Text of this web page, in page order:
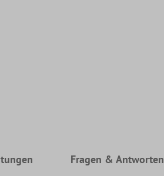
Fragen & Antworten